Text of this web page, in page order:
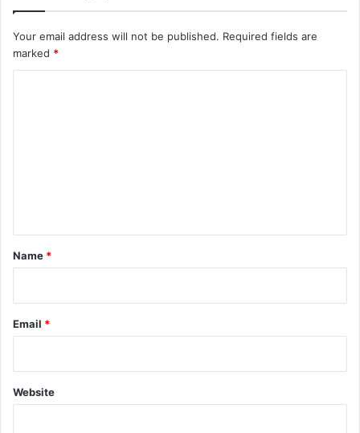
Your email address will not be published. Required fields are
marked *
*
Name *
Email *
Website